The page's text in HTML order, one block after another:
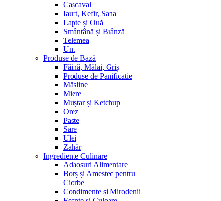
Cașcaval
Iaurt, Kefir, Sana
Lapte și Ouă
Smântână și Brânză
Telemea
Unt
Produse de Bază
Făină, Mălai, Griș
Produse de Panificatie
Măsline
Miere
Muștar și Ketchup
Orez
Paste
Sare
Ulei
Zahăr
Ingrediente Culinare
Adaosuri Alimentare
Borș și Amestec pentru
Ciorbe
Condimente și Mirodenii